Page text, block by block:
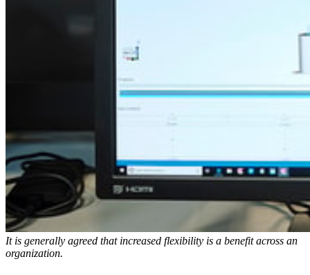
It is generally agreed that increased flexibility is a benefit across an
organization.